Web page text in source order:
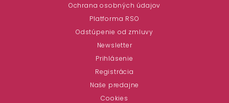
Ochrana osobných údajov
Platforma RSO
Odstúpenie od zmluvy
Newsletter
Prihlásenie
Registrácia
Naše predajne
Cookies